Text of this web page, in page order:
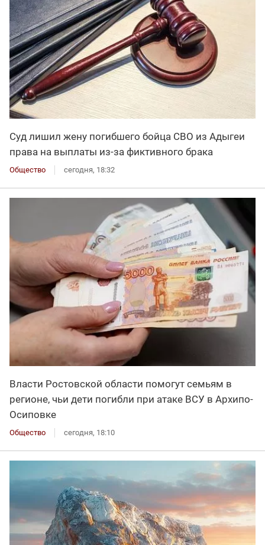
Суд лишил жену погибшего бойца СВО из Адыгеи
права на выплаты из-за фиктивного брака
Общество сегодня, 18:32
Власти Ростовской области помогут семьям в
регионе, чьи дети погибли при атаке ВСУ в Архипо-
Осиповке
Общество сегодня, 18:10